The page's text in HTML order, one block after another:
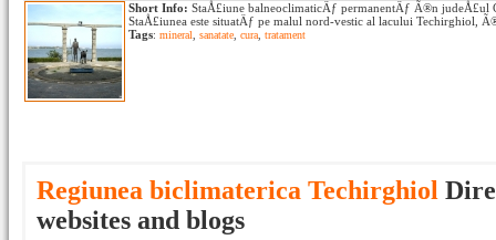
Short Info: StaÅ£iune balneoclimaticÄƒ permanentÄƒ Ã®n judeÅ£ul
StaÅ£iunea este situatÄƒ pe malul nord-vestic al lacului Techirghiol,
Tags: mineral sanatate cura tratament
Regiunea biclimaterica Techirghiol
websites and blogs